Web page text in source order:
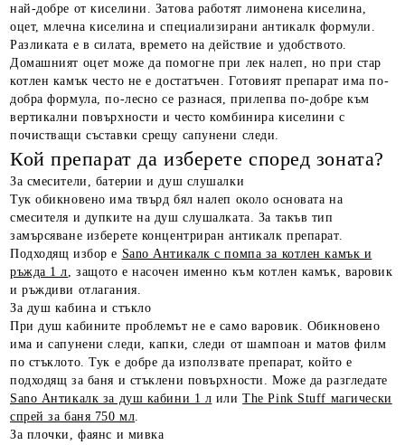
най-добре от киселини. Затова работят лимонена киселина,
оцет, млечна киселина и специализирани антикалк формули.
Разликата е в силата, времето на действие и удобството.
Домашният оцет може да помогне при лек налеп, но при стар
котлен камък често не е достатъчен. Готовият препарат има по-
добра формула, по-лесно се разнася, прилепва по-добре към
вертикални повърхности и често комбинира киселини с
почистващи съставки срещу сапунени следи.
Кой препарат да изберете според зоната?
За смесители, батерии и душ слушалки
Тук обикновено има твърд бял налеп около основата на
смесителя и дупките на душ слушалката. За такъв тип
замърсяване изберете концентриран антикалк препарат.
Подходящ избор е Sano Антикалк с помпа за котлен камък и
ръжда 1 л, защото е насочен именно към котлен камък, варовик
и ръждиви отлагания.
За душ кабина и стъкло
При душ кабините проблемът не е само варовик. Обикновено
има и сапунени следи, капки, следи от шампоан и матов филм
по стъклото. Тук е добре да използвате препарат, който е
подходящ за баня и стъклени повърхности. Може да разгледате
Sano Антикалк за душ кабини 1 л илиThe Pink Stuff магически
спрей за баня 750 мл.
За плочки, фаянс и мивка